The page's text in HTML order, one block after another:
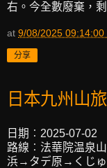
右。今全數廢棄，
at 9/08/2025 09:14:00
分享
日本九州山
日期︰2025-07-02
路線︰法華院温泉
浜→タデ原→くじ